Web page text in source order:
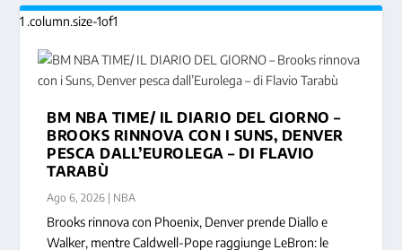
BM NBA TIME/ IL DIARIO DEL GIORNO –
BROOKS RINNOVA CON I SUNS, DENVER
PESCA DALL’EUROLEGA – DI FLAVIO
TARABÙ
Ago 6, 2026 | NBA
Brooks rinnova con Phoenix, Denver prende Diallo e
Walker, mentre Caldwell-Pope raggiunge LeBron: le